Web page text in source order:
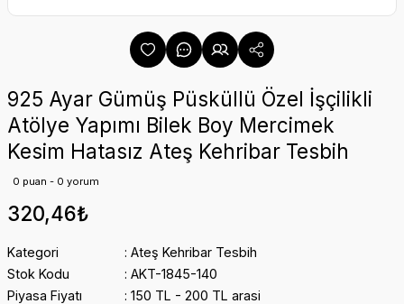
925 Ayar Gümüş Püsküllü Özel İşçilikli
Atölye Yapımı Bilek Boy Mercimek
Kesim Hatasız Ateş Kehribar Tesbih
0 puan - 0 yorum
320,46₺
Kategori
Ateş Kehribar Tesbih
Stok Kodu
AKT-1845-140
Piyasa Fiyatı
150 TL - 200 TL arasi